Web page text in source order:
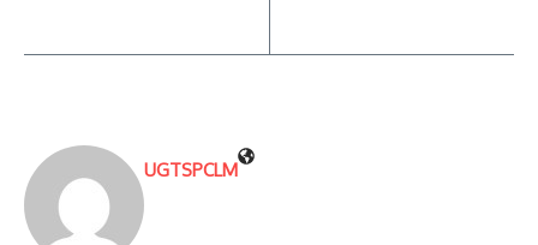
UGTSPCLM